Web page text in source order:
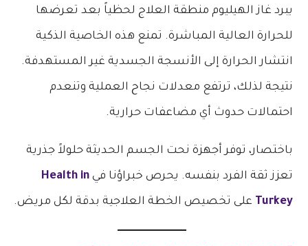
​يبرد غاز الهيليوم منطقة العلاج لحظياً بعد تعرضها
للحرارة العالية المباشرة. تمنع هذه الخاصية الذكية
انتشار الحرارة إلى الأنسجة الجسدية غير المستهدفة.
نتيجة لذلك، ترتفع معدلات نجاح العملية وتنعدم
احتمالات حدوث أي مضاعفات حرارية.
​باختصار، توفر أجهزة نحت الجسم الحديثة حلولاً جذرية
تعزز ثقة الفرد بنفسه. يحرص خبراؤنا فيHealth in
Turkey على تخصيص الخطة العلاجية بدقة لكل مريض.